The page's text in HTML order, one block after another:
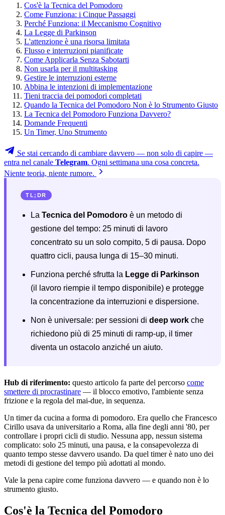
Cos'è la Tecnica del Pomodoro
Come Funziona: i Cinque Passaggi
Perché Funziona: il Meccanismo Cognitivo
La Legge di Parkinson
L'attenzione è una risorsa limitata
Flusso e interruzioni pianificate
Come Applicarla Senza Sabotarti
Non usarla per il multitasking
Gestire le interruzioni esterne
Abbina le intenzioni di implementazione
Tieni traccia dei pomodori completati
Quando la Tecnica del Pomodoro Non è lo Strumento Giusto
La Tecnica del Pomodoro Funziona Davvero?
Domande Frequenti
Un Timer, Uno Strumento
Se stai cercando di cambiare davvero — non solo di capire —
entra nel canale Telegram. Ogni settimana una cosa concreta.
Niente teoria, niente rumore.
TL;DR
La Tecnica del Pomodoro è un metodo di
gestione del tempo: 25 minuti di lavoro
concentrato su un solo compito, 5 di pausa. Dopo
quattro cicli, pausa lunga di 15–30 minuti.
Funziona perché sfrutta la Legge di Parkinson
(il lavoro riempie il tempo disponibile) e protegge
la concentrazione da interruzioni e dispersione.
Non è universale: per sessioni di deep work che
richiedono più di 25 minuti di ramp-up, il timer
diventa un ostacolo anziché un aiuto.
Hub di riferimento: questo articolo fa parte del percorso come
smettere di procrastinare — il blocco emotivo, l'ambiente senza
frizione e la regola del mai-due, in sequenza.
Un timer da cucina a forma di pomodoro. Era quello che Francesco
Cirillo usava da universitario a Roma, alla fine degli anni '80, per
controllare i propri cicli di studio. Nessuna app, nessun sistema
complicato: solo 25 minuti, una pausa, e la consapevolezza di
quanto tempo stesse davvero usando. Da quel timer è nato uno dei
metodi di gestione del tempo più adottati al mondo.
Vale la pena capire come funziona davvero — e quando non è lo
strumento giusto.
Cos'è la Tecnica del Pomodoro